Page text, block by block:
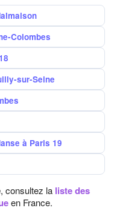
Colombes
sur-Seine
à Paris 19
consultez la liste des
en France.